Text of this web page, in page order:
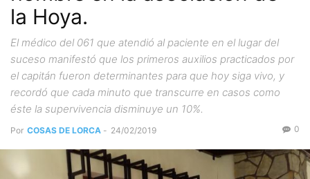
la Hoya.
El médico del 061 que atendió al paciente en el lugar del
suceso manifestó que los primeros auxilios practicados por
el capitán fueron determinantes para que hoy siga vivo, y
recordó que cada minuto que transcurre en casos como
éste la supervivencia disminuye un 10%.
Por COSAS DE LORCA - 24/02/2019 0